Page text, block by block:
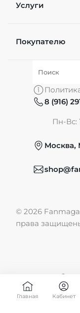
Услуги
Покупателю
О нас
Обмен и
Публичная
8 (916)
Пн-Вс:
Москва,
© 2026
права
Главная Кабинет